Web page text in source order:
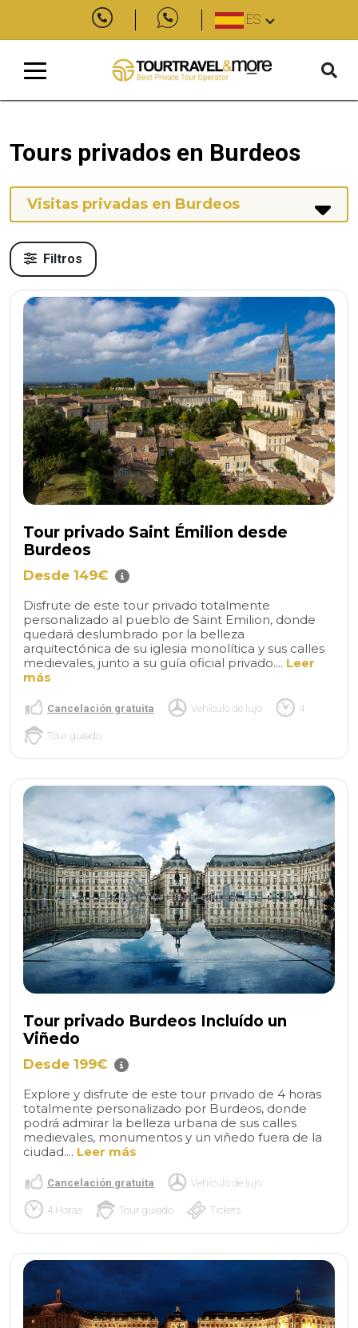
ES
Tours privados en Burdeos
Visitas privadas en Burdeos
Filtros
Tour privado Saint Émilion desde
Burdeos
Desde 149€
Disfrute de este tour privado totalmente
personalizado al pueblo de Saint Emilion, donde
quedará deslumbrado por la belleza
arquitectónica de su iglesia monolítica y sus calles
medievales, junto a su guía oficial privado.... Leer
más
Cancelación gratuita Vehículo de lujo 4
Tour guiado
Tour privado Burdeos Incluído un
Viñedo
Desde 199€
Explore y disfrute de este tour privado de 4 horas
totalmente personalizado por Burdeos, donde
podrá admirar la belleza urbana de sus calles
medievales, monumentos y un viñedo fuera de la
ciudad.... Leer más
Cancelación gratuita Vehículo de lujo
4 Horas Tour guiado Tickets